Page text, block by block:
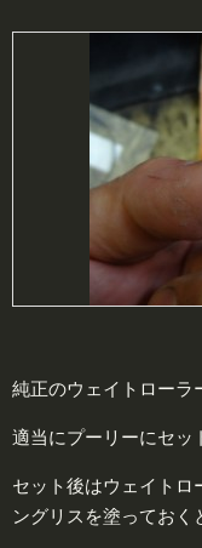
純正のウェイトローラ
適当にプーリーにセッ
セット後はウェイトロ
ングリスを塗っておく